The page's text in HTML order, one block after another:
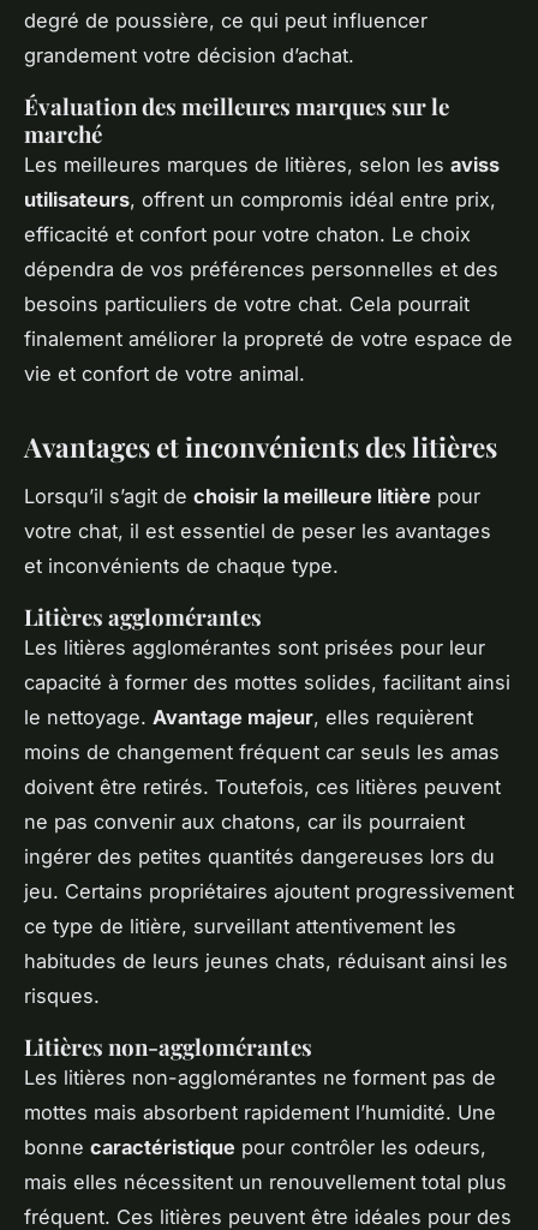
degré de poussière, ce qui peut influencer
grandement votre décision d’achat.
Évaluation des meilleures marques sur le
marché
Les meilleures marques de litières, selon les aviss
utilisateurs, offrent un compromis idéal entre prix,
efficacité et confort pour votre chaton. Le choix
dépendra de vos préférences personnelles et des
besoins particuliers de votre chat. Cela pourrait
finalement améliorer la propreté de votre espace de
vie et confort de votre animal.
Avantages et inconvénients des litières
Lorsqu’il s’agit de choisir la meilleure litière pour
votre chat, il est essentiel de peser les avantages
et inconvénients de chaque type.
Litières agglomérantes
Les litières agglomérantes sont prisées pour leur
capacité à former des mottes solides, facilitant ainsi
le nettoyage. Avantage majeur, elles requièrent
moins de changement fréquent car seuls les amas
doivent être retirés. Toutefois, ces litières peuvent
ne pas convenir aux chatons, car ils pourraient
ingérer des petites quantités dangereuses lors du
jeu. Certains propriétaires ajoutent progressivement
ce type de litière, surveillant attentivement les
habitudes de leurs jeunes chats, réduisant ainsi les
risques.
Litières non-agglomérantes
Les litières non-agglomérantes ne forment pas de
mottes mais absorbent rapidement l’humidité. Une
bonne caractéristique pour contrôler les odeurs,
mais elles nécessitent un renouvellement total plus
fréquent. Ces litières peuvent être idéales pour des